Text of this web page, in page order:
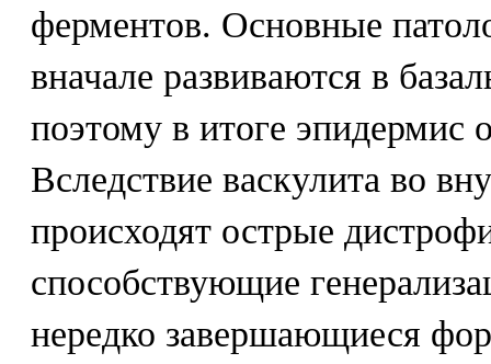
ферментов. Основные
вначале развиваются в
поэтому в итоге эпидермис
Вследствие васкулита во
происходят острые
способствующие
нередко завершающиеся